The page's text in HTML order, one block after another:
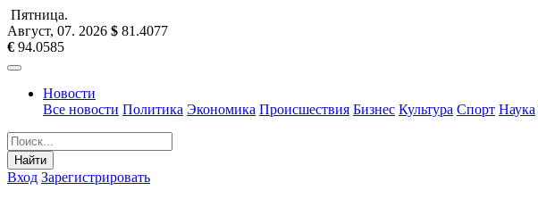
Пятница.
Август, 07. 2026 $ 81.4077
€ 94.0585
Новости
Все новости Политика Экономика Происшествия Бизнес Культура Спорт Наука
Найти
Вход Зарегистрировать